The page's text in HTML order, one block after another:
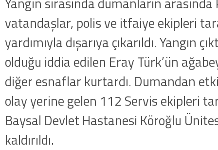
vatandaşlar, polis ve itfaiye ekipleri
yardımıyla dışarıya çıkarıldı. Yangın
olduğu iddia edilen Eray Türk’ün
diğer esnaflar kurtardı. Dumandan
olay yerine gelen 112 Servis ekipleri
Baysal Devlet Hastanesi Köroğlu
kaldırıldı.